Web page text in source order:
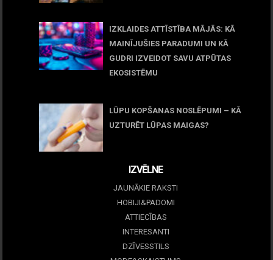
IZKLAIDES ATTĪSTĪBA MĀJĀS: KĀ
MAINĪJUŠIES PARADUMI UN KĀ
GUDRI IZVEIDOT SAVU ATPŪTAS
EKOSISTĒMU
LŪPU KOPŠANAS NOSLĒPUMI – KĀ
UZTURĒT LŪPAS MAIGAS?
IZVĒLNE
JAUNĀKIE RAKSTI
HOBIJI&PADOMI
ATTIECĪBAS
INTERESANTI
DZĪVESSTILS